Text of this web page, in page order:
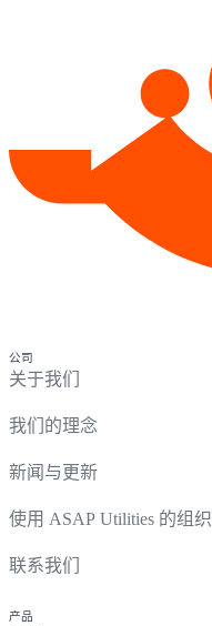
公司
关于我们
我们的理念
新闻与更新
使用 ASAP Utilities 的组织
联系我们
产品